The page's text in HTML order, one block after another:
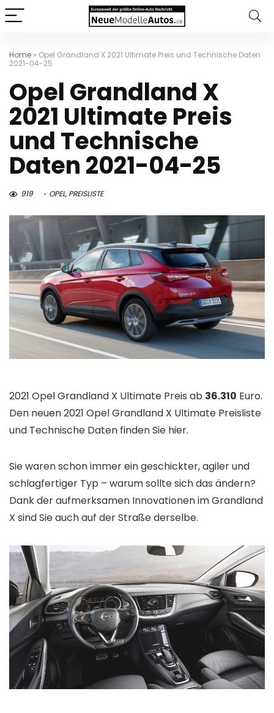
Home » Opel Grandland X 2021 Ultimate Preis und Technische Daten
2021-04-25
Opel Grandland X
2021 Ultimate Preis
und Technische
Daten 2021-04-25
919 OPEL,PREISLISTE
2021 Opel Grandland X Ultimate Preis ab 36.310 Euro.
Den neuen 2021 Opel Grandland X Ultimate Preisliste
und Technische Daten finden Sie hier.
Sie waren schon immer ein geschickter, agiler und
schlagfertiger Typ – warum sollte sich das ändern?
Dank der aufmerksamen Innovationen im Grandland
X sind Sie auch auf der Straße derselbe.